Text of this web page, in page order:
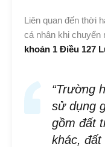
Liên quan đến thời
cá nhân khi chuyển
khoản 1 Điều 127
“Trường
sử dụng
gồm đất
khác, đất